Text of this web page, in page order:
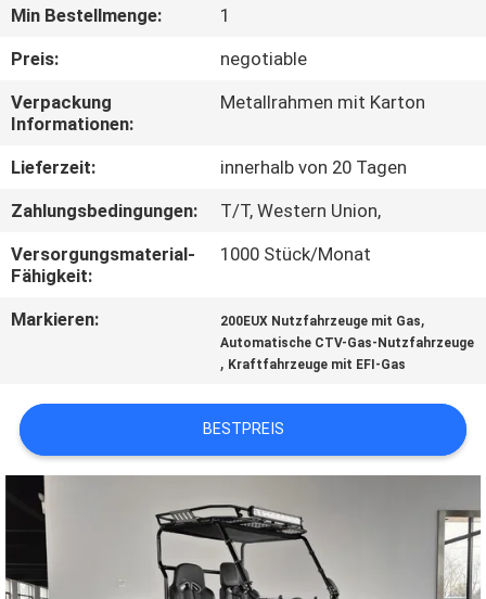
TRETEN
SIE
MIT
UNS
IN
VERBINDUNG
ZITAT
SITEMAP
DATENSCHUTZRICHTLINIE
Min Bestellmenge:
1
Preis:
negotiable
Verpackung
Informationen:
Metallrahmen mit Karton
Lieferzeit:
innerhalb von 20 Tagen
Zahlungsbedingungen:
T/T, Western Union,
Versorgungsmaterial-
Fähigkeit:
1000 Stück/Monat
Markieren: 200EUX Nutzfahrzeuge mit Gas,
Automatische CTV-Gas-Nutzfahrzeuge
, Kraftfahrzeuge mit EFI-Gas
BESTPREIS